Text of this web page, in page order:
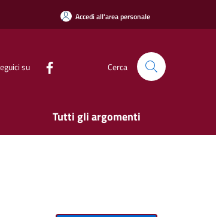
Accedi all'area personale
su Cerca
Tutti gli argomenti